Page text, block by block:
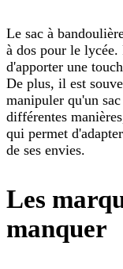
Le sac à
à dos pour le
d'apporter une
De plus, il est
manipuler qu'un
différentes
qui permet
de ses envies.
Les
manquer